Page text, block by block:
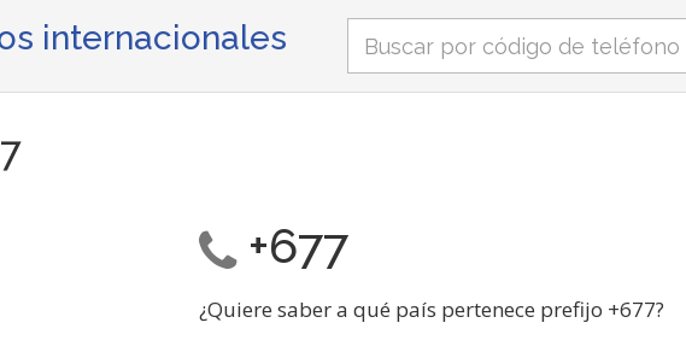
internacionales
+677
¿Quiere saber a qué país pertenece prefijo +677?